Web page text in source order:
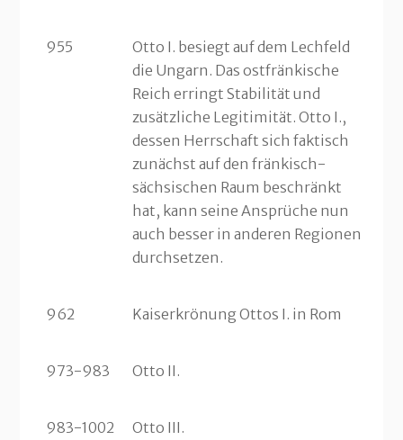
955
Otto I. besiegt auf dem Lechfeld
die Ungarn. Das ostfränkische
Reich erringt Stabilität und
zusätzliche Legitimität. Otto I.,
dessen Herrschaft sich faktisch
zunächst auf den fränkisch-
sächsischen Raum beschränkt
hat, kann seine Ansprüche nun
auch besser in anderen Regionen
durchsetzen .
962 Kaiserkrönung Ottos I. in Rom
973-983 Otto II.
983-1002 Otto III.